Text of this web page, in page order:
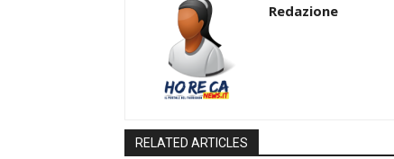
Redazione
RELATED ARTICLES